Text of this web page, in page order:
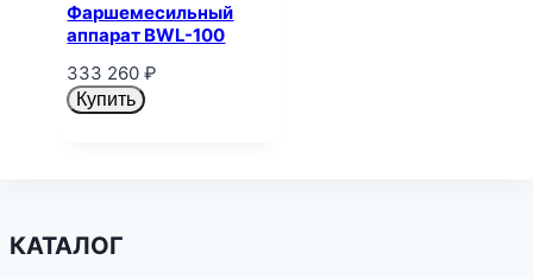
Фаршемесильный
аппарат BWL-100
333 260₽
Купить
КАТАЛОГ